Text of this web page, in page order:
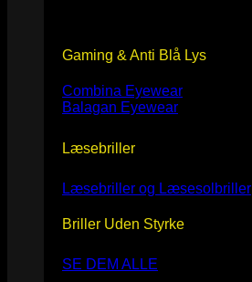
Gaming & Anti Blå Lys
Combina Eyewear
Balagan Eyewear
Læsebriller
Læsebriller og Læsesolbriller
Briller Uden Styrke
SE DEM ALLE